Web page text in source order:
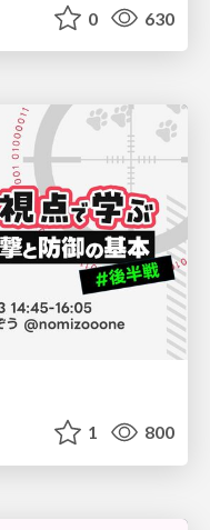
0 630
1 800